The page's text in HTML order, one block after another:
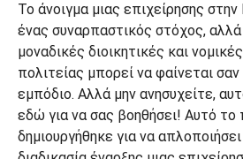
Το άνοιγμα μιας επιχείρησης στην
ένας συναρπαστικός στόχος,
μοναδικές διοικητικές και
πολιτείας μπορεί να φαίνεται σαν
εμπόδιο. Αλλά μην ανησυχείτε,
εδώ για να σας βοηθήσει! Αυτό το
δημιουργήθηκε για να